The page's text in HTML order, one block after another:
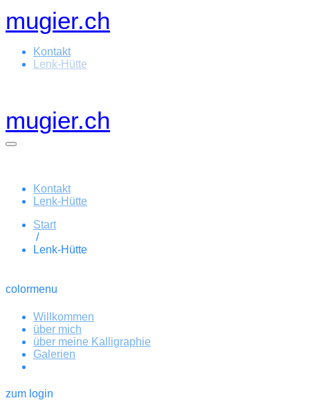
Inhalt
springen
mugier.ch
Kontakt
Lenk-Hütte
mugier.ch
Menü-
Kontakt
Lenk-Hütte
Start
/
Lenk-Hütte
colormenu
Willkommen
über mich
über meine Kalligraphie
Galerien
zum login